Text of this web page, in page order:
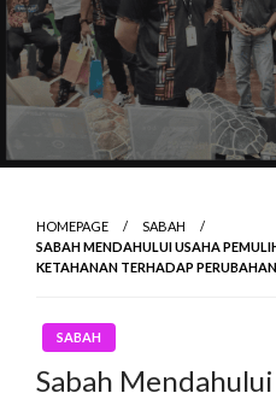
HOMEPAGE
SABAH
SABAH MENDAHULUI USAHA
KETAHANAN TERHADAP
SABAH
Sabah